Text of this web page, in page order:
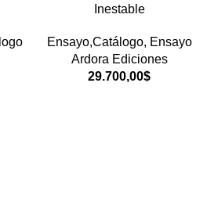
Inestable
Ensayo,Catálogo, Ensayo
Ardora Ediciones
29.700,00$